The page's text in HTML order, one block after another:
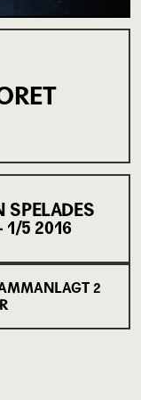
SPELADES
1/5 2016
2